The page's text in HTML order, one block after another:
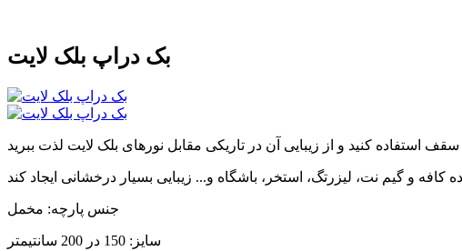
بک دراپ بلک لایت
جنس پارچه: مخمل
سایز: 150 در 200 سانتیمتر